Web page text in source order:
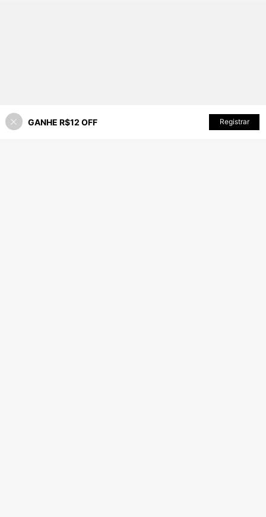
50% OFF! ADICIONAR AO CARRINHO
GANHE R$12 OFF Registrar